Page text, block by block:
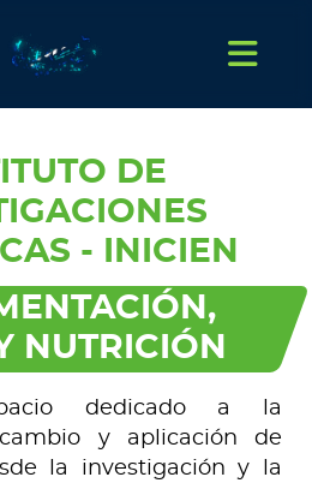
DE
- INICIEN
NUTRICIÓN
dedicado a la
y aplicación de
la investigación y la